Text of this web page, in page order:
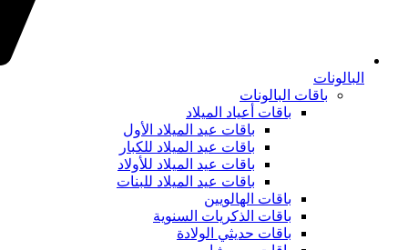
البالونات
باقات البالونات
باقات أعياد الميلاد
باقات عيد الميلاد الأول
باقات عيد الميلاد للكبار
باقات عيد الميلاد للأولاد
باقات عيد الميلاد للبنات
باقات الهالويين
باقات الذكريات السنوية
باقات حديثي الولادة